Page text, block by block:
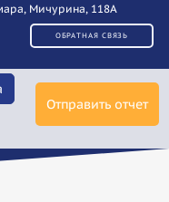
Мичурина, 118А
ОБРАТНАЯ СВЯЗЬ
Отправить отчет